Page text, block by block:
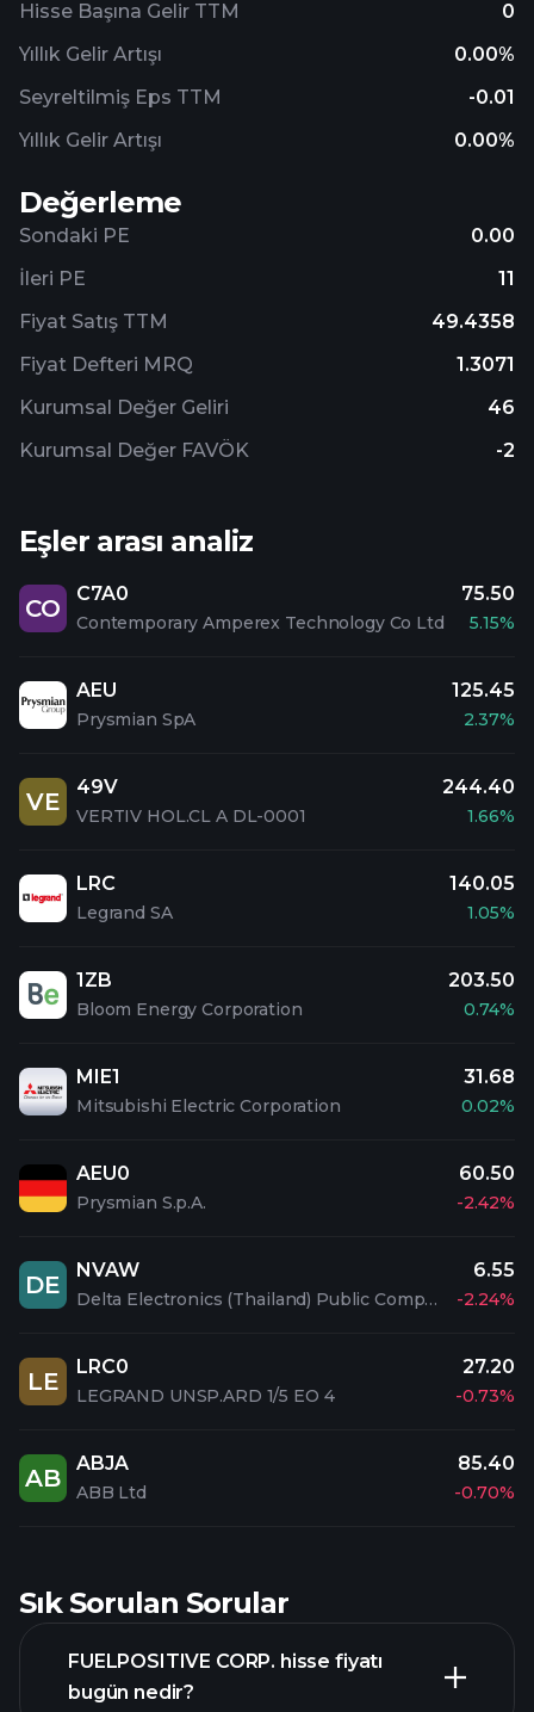
Hisse Başına Gelir TTM
0
Yıllık Gelir Artışı
0.00%
Seyreltilmiş Eps TTM
-0.01
Yıllık Gelir Artışı
0.00%
Değerleme
Sondaki PE
0.00
İleri PE
11
Fiyat Satış TTM
49.4358
Fiyat Defteri MRQ
1.3071
Kurumsal Değer Geliri
46
Kurumsal Değer FAVÖK
-2
Eşler arası analiz
CO
C7A0
Contemporary Amperex Technology Co Ltd
75.50
5.15%
AEU
Prysmian SpA
125.45
2.37%
VE
49V
VERTIV HOL.CL A DL-0001
244.40
1.66%
LRC
Legrand SA
140.05
1.05%
1ZB
Bloom Energy Corporation
203.50
0.74%
MIE1
Mitsubishi Electric Corporation
31.68
0.02%
AEU0
Prysmian S.p.A.
60.50
-2.42%
DE
NVAW
Delta Electronics (Thailand) Public Company Limited
6.55
-2.24%
LE
LRC0
LEGRAND UNSP.ARD 1/5 EO 4
27.20
-0.73%
AB
ABJA
ABB Ltd
85.40
-0.70%
Sık Sorulan Sorular
FUELPOSITIVE CORP. hisse fiyatı
bugün nedir?